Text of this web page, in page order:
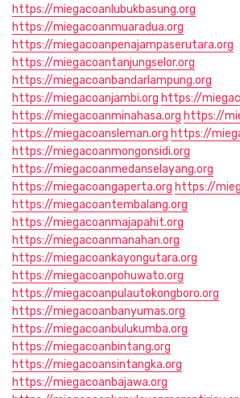
https://miegacoanlubukbasung.org
https://miegacoanmuaradua.org
https://miegacoanpenajampaserutara.org
https://miegacoantanjungselor.org
https://miegacoanbandarlampung.org
https://miegacoanjambi.org https://
https://miegacoanminahasa.org https://
https://miegacoansleman.org https://
https://miegacoanmongonsidi.org
https://miegacoanmedanselayang.org
https://miegacoangaperta.org https://
https://miegacoantembalang.org
https://miegacoanmajapahit.org
https://miegacoanmanahan.org
https://miegacoankayongutara.org
https://miegacoanpohuwato.org
https://miegacoanpulautokongboro.org
https://miegacoanbanyumas.org
https://miegacoanbulukumba.org
https://miegacoanbintang.org
https://miegacoansintangka.org
https://miegacoanbajawa.org